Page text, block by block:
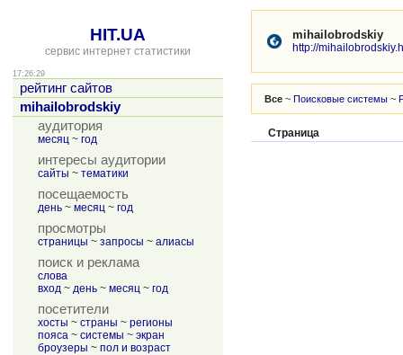
HIT.UA
сервис интернет статистики
17:26:29
рейтинг сайтов
mihailobrodskiy
аудитория
месяц ~ год
интересы аудитории
сайты ~ тематики
посещаемость
день ~ месяц ~ год
просмотры
страницы ~ запросы ~ алиасы
поиск и реклама
слова
вход ~ день ~ месяц ~ год
посетители
хосты ~ страны ~ регионы
пояса ~ системы ~ экран
броузеры ~ пол и возраст
mihailobrodskiy
http://
Все ~ Поисковые системы ~
Страница